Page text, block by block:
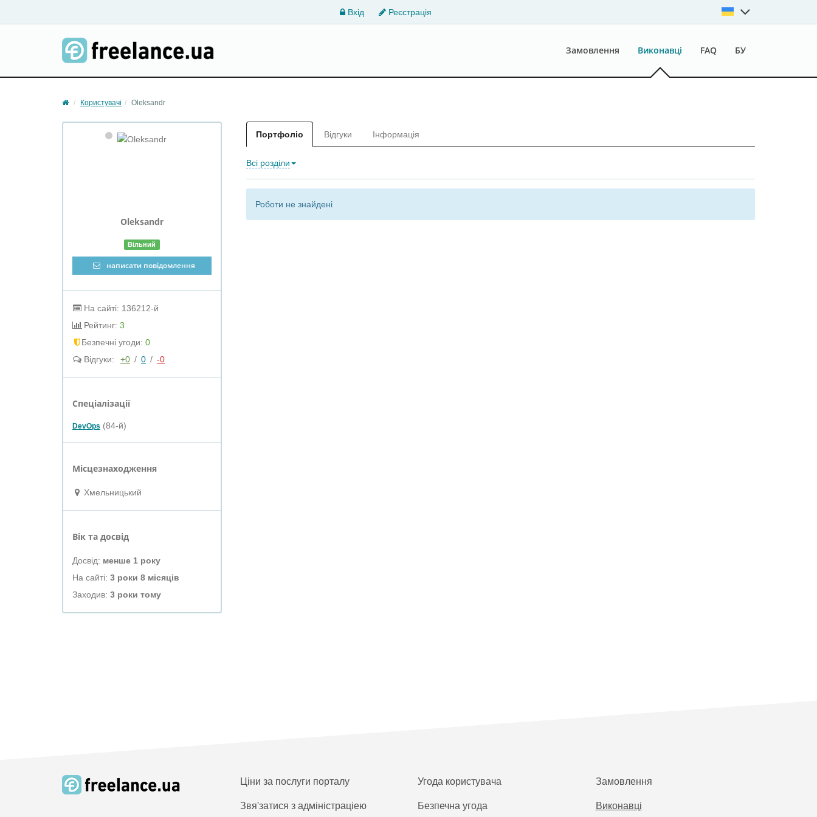
Вхід Реєстрація
Замовлення Виконавці FAQ БУ
Користувачі Oleksandr
Oleksandr
Вільний
написати повідомлення
На сайті: 136212-й
Рейтинг: 3
Безпечні угоди: 0
Відгуки:
+0 / 0 / -0
Спеціалізації
DevOps (84-й)
Місцезнаходження
Хмельницький
Вік та досвід
Досвід: менше 1 року
На сайті: 3 роки 8 місяців
Заходив: 3 роки тому
Портфоліо Відгуки Інформація
Всі розділи
Роботи не знайдені
Ціни за послуги порталу
Звя'затися з адміністраціею
Угода користувача
Безпечна угода
Замовлення
Виконавці